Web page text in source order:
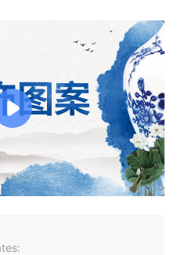
有较好的专业素养，课程运用
观察事物，提升自身素养，提
的能力，通过训练学生的理
力，提高学生的观察能力、表